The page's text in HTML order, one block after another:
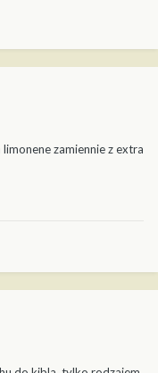
zamiennie z extra